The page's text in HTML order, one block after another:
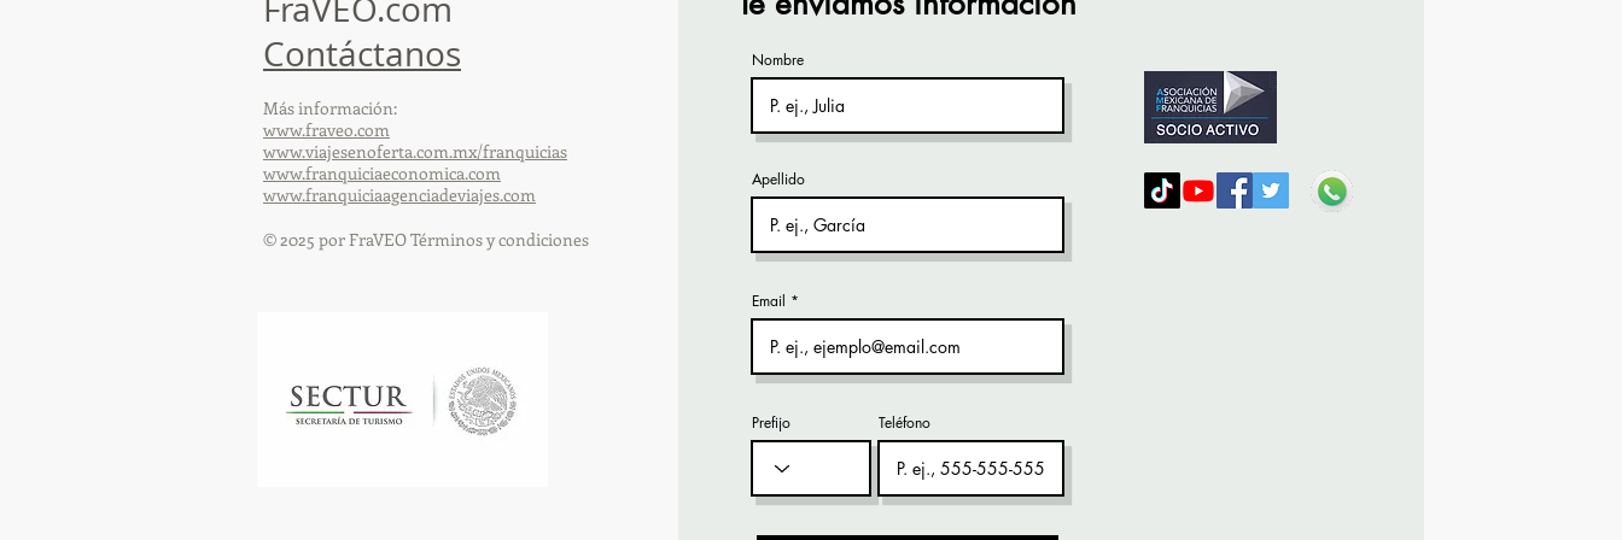
FraVEO.com
Contáctanos
Más información:
www.fraveo.com
www.viajesenoferta.com.mx/franquicias
www.franquiciaeconomica.com
www.franquiciaagenciadeviajes.com
© 2025 por FraVEO Términos y condiciones
Nombre
Apellido
Email
Prefijo Teléfono